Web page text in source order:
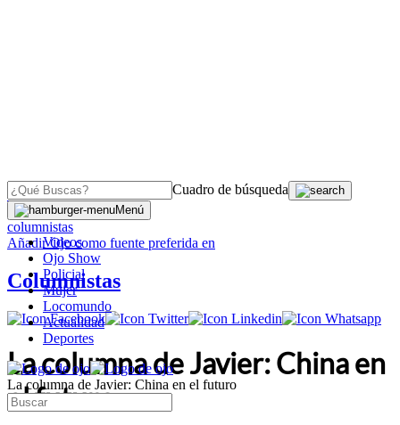
Cuadro de búsqueda
Menú
Videos
Ojo Show
Policial
Mujer
Locomundo
Actualidad
Deportes
La columna de Javier: China en el futuro
OJO
columnistas
AñadirOjocomo fuente preferida en
Columnistas
La columna de Javier: China en
el futuro